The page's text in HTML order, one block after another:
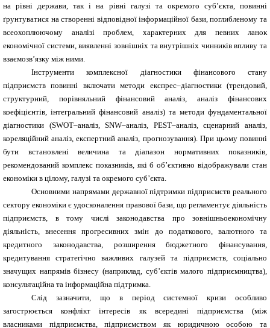
на рівні держави, так і на рівні галузі та окремого суб’єкта, повинні
ґрунтуватися на створенні відповідної інформаційної бази, поглибленому та
всеохоплюючому аналізі проблем, характерних для певних ланок
економічної системи, виявленні зовнішніх та внутрішніх чинників впливу та
взаємозв’язку між ними.
Інструменти комплексної діагностики фінансового стану
підприємств повинні включати методи експрес–діагностики (трендовий,
структурний, порівняльний фінансовий аналіз, аналіз фінансових
коефіцієнтів, інтегральний фінансовий аналіз) та методи фундаментальної
діагностики (SWOT–аналіз,SNW–аналіз, PEST–аналіз, сценарний аналіз,
кореляційний аналіз, експертний аналіз, прогнозування). При цьому повинні
бути встановлені величина та діапазон нормативних показників,
рекомендований комплекс показників, які б об’єктивно відображували стан
економіки в цілому, галузі та окремого суб’єкта.
Основними напрямами державної підтримки підприємств реального
сектору економіки є удосконалення правової бази, що регламентує діяльність
підприємств, в тому числі законодавства про зовнішньоекономічну
діяльність, внесення прогресивних змін до податкового, валютного та
кредитного законодавства, розширення бюджетного фінансування,
кредитування стратегічно важливих галузей та підприємств, соціально
значущих напрямів бізнесу (наприклад, суб’єктів малого підприємництва),
консультаційна та інформаційна підтримка.
Слід зазначити, що в період системної кризи особливо
загострюється конфлікт інтересів як всередині підприємства (між
власниками підприємства, підприємством як юридичною особою та